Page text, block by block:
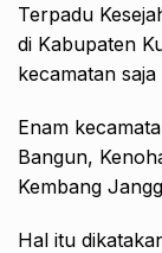
Terpadu
di Kabupaten
kecamatan
Enam
Bangun,
Kembang
Hal itu